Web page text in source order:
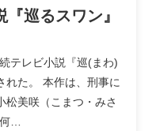
巡るスワン』
テレビ小説『巡(まわ)
れた。 本作は、刑事に
松美咲（こまつ・みさ
…